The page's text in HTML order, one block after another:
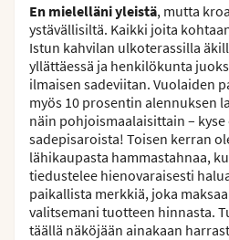
En mielelläni yleistä, mutta
ystävällisiltä. Kaikki joita
Istun kahvilan ulkoterassilla
yllättäessä ja henkilökunta
ilmaisen sadeviitan. Vuolaiden
myös 10 prosentin alennuksen
näin pohjoismaalaisittain –
sadepisaroista! Toisen kerran
lähikaupasta hammastahnaa,
tiedustelee hienovaraisesti
paikallista merkkiä, joka
valitsemani tuotteen hinnasta.
täällä näköjään ainakaan